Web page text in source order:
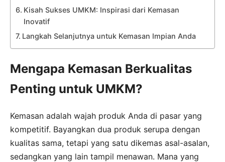
Kisah Sukses UMKM: Inspirasi dari Kemasan
Inovatif
Langkah Selanjutnya untuk Kemasan Impian Anda
Mengapa Kemasan Berkualitas
Penting untuk UMKM?
Kemasan adalah wajah produk Anda di pasar yang
kompetitif. Bayangkan dua produk serupa dengan
kualitas sama, tetapi yang satu dikemas asal-asalan,
sedangkan yang lain tampil menawan. Mana yang